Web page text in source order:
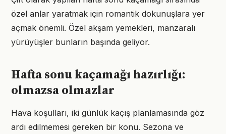
özel anlar yaratmak için romantik dokunuşlara yer
açmak önemli. Özel akşam yemekleri, manzaralı
yürüyüşler bunların başında geliyor.
Hafta sonu kaçamağı hazırlığı:
olmazsa olmazlar
Hava koşulları, iki günlük kaçış planlamasında göz
ardı edilmemesi gereken bir konu. Sezona ve